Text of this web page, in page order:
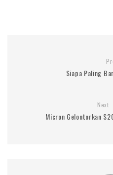
Siapa Paling
Next
Micron Gelontorkan